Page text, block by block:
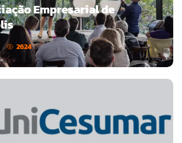
Empresarial de
2624